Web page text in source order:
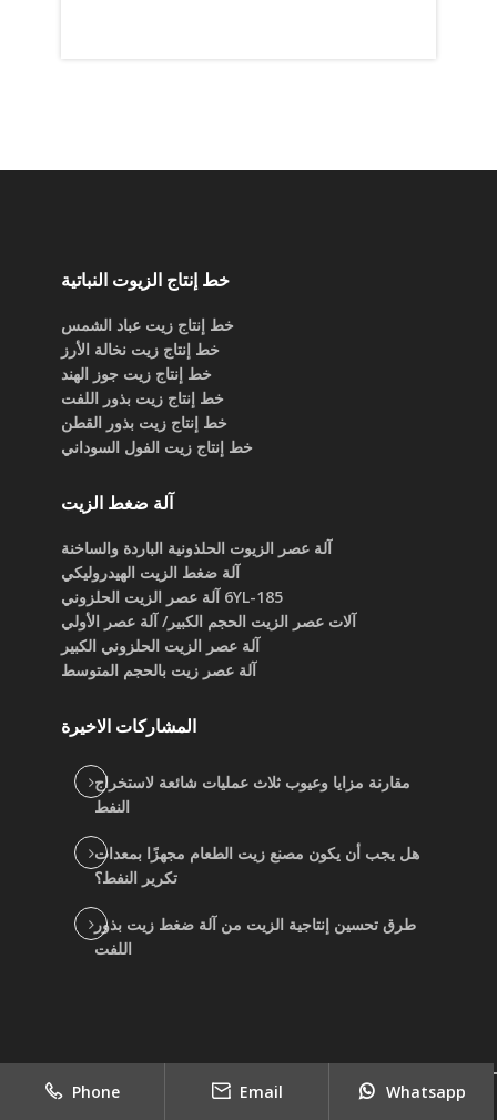
خط إنتاج الزيوت النباتية
خط إنتاج زيت عباد الشمس
خط إنتاج زيت نخالة الأرز
خط إنتاج زيت جوز الهند
خط إنتاج زيت بذور اللفت
خط إنتاج زيت بذور القطن
خط إنتاج زيت الفول السوداني
آلة ضغط الزيت
آلة عصر الزيوت الحلذونية الباردة والساخنة
آلة ضغط الزيت الهيدروليكي
6YL-185 آلة عصر الزيت الحلزوني
آلات عصر الزيت الحجم الكبير/ آلة عصر الأولي
آلة عصر الزيت الحلزوني الكبير
آلة عصر زيت بالحجم المتوسط
المشاركات الاخيرة
مقارنة مزايا وعيوب ثلاث عمليات شائعة لاستخراج
النفط
هل يجب أن يكون مصنع زيت الطعام مجهزًا بمعدات
تكرير النفط؟
طرق تحسين إنتاجية الزيت من آلة ضغط زيت بذور
اللفت
copyright 2022 جيد بيع موردي آلة الزيت النباتي|
Phone Email Whatsapp